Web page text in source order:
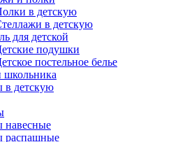
в детскую
в детскую
для детской
подушки
постельное белье
школьника
детскую